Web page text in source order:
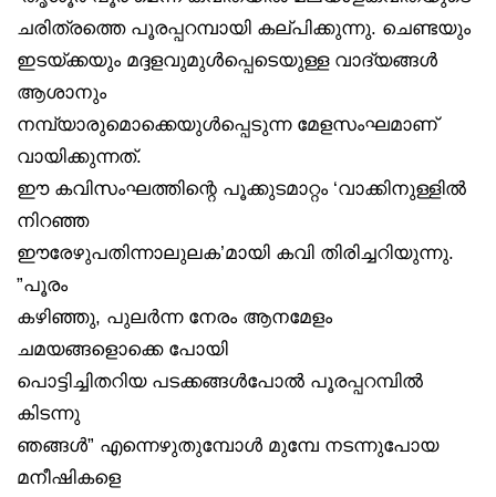
ചരിത്രത്തെ പൂരപ്പറമ്പായി കല്പിക്കുന്നു. ചെണ്ടയും
ഇടയ്ക്കയും മദ്ദളവുമുൾപ്പെടെയുള്ള വാദ്യങ്ങൾ
ആശാനും
നമ്പ്യാരുമൊക്കെയുൾപ്പെടുന്ന മേളസംഘമാണ്
വായിക്കുന്നത്.
ഈ കവിസംഘത്തിന്റെ പൂക്കുടമാറ്റം ‘വാക്കിനുള്ളിൽ
നിറഞ്ഞ
ഈരേഴുപതിന്നാലുലക’മായി കവി തിരിച്ചറിയുന്നു.
”പൂരം
കഴിഞ്ഞു, പുലർന്ന നേരം ആനമേളം
ചമയങ്ങളൊക്കെ പോയി
പൊട്ടിച്ചിതറിയ പടക്കങ്ങൾപോൽ പൂരപ്പറമ്പിൽ
കിടന്നു
ഞങ്ങൾ” എന്നെഴുതുമ്പോൾ മുമ്പേ നടന്നുപോയ
മനീഷികളെ